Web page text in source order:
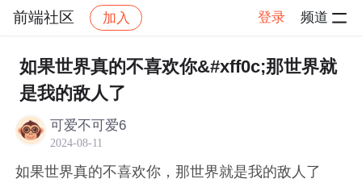
前端社区 加入 登录 频道
社区 前端社区 感慨 帖子详情
如果世界真的不喜欢你&#xff0c;那世界就
是我的敌人了
可爱不可爱6
2024-08-11
如果世界真的不喜欢你，那世界就是我的敌人了